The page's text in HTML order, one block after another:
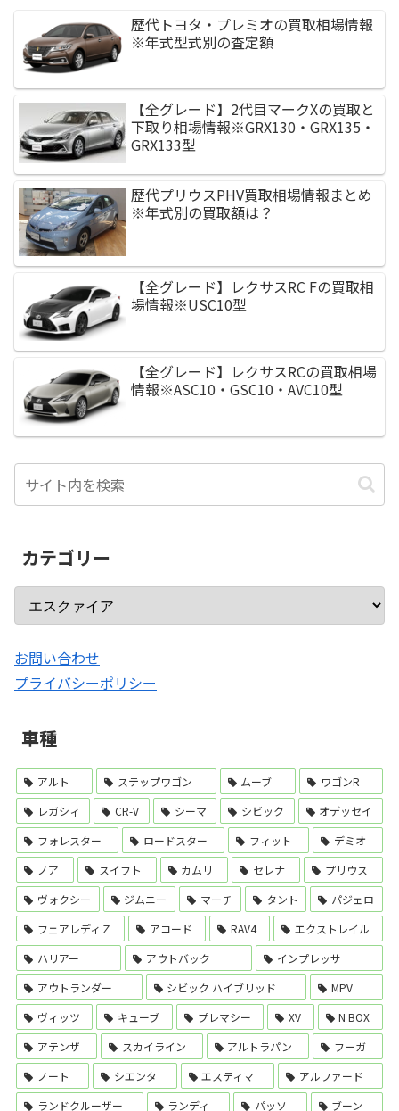
歴代トヨタ・プレミオの買取相場情報
※年式型式別の査定額
【全グレード】2代目マークXの買取と
下取り相場情報※GRX130・GRX135・
GRX133型
歴代プリウスPHV買取相場情報まとめ
※年式別の買取額は？
【全グレード】レクサスRC Fの買取相
場情報※USC10型
【全グレード】レクサスRCの買取相場
情報※ASC10・GSC10・AVC10型
カテゴリー
お問い合わせ
プライバシーポリシー
車種
アルト ステップワゴン ムーブ
ワゴンR
レガシィ
CR-V シーマ シビック
オデッセイ
フォレスター
ロードスター フィット
デミオ
ノア
スイフト カムリ セレナ
プリウス
ヴォクシー
ジムニー マーチ タント
パジェロ
フェアレディＺ
アコード RAV4
エクストレイル
ハリアー
アウトバック
インプレッサ
アウトランダー
シビック ハイブリッド
MPV
ヴィッツ
キューブ プレマシー XV
N BOX
アテンザ
スカイライン アルトラパン
フーガ
ノート
シエンタ エスティマ
アルファード
ランドクルーザー
ランディ パッソ ブーン